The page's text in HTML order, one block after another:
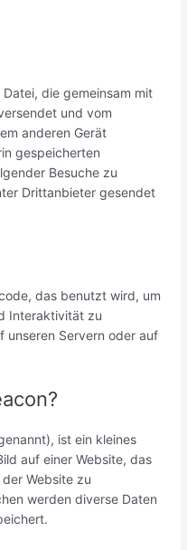
die gemeinsam mit
und vom
anderen Gerät
gespeicherten
Besuche zu
Drittanbieter gesendet
das benutzt wird, um
Interaktivität zu
unseren Servern oder auf
ist ein kleines
auf einer Website, das
Website zu
werden diverse Daten